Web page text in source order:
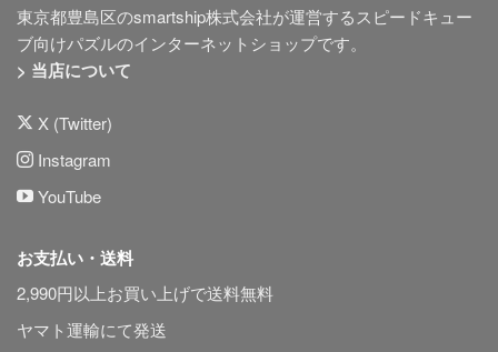
東京都豊島区のsmartship株式会社が運営するスピードキュー
ブ向けパズルのインターネットショップです。
> 当店について
X (Twitter)
Instagram
YouTube
お支払い・送料
2,990円以上お買い上げで送料無料
ヤマト運輸にて発送